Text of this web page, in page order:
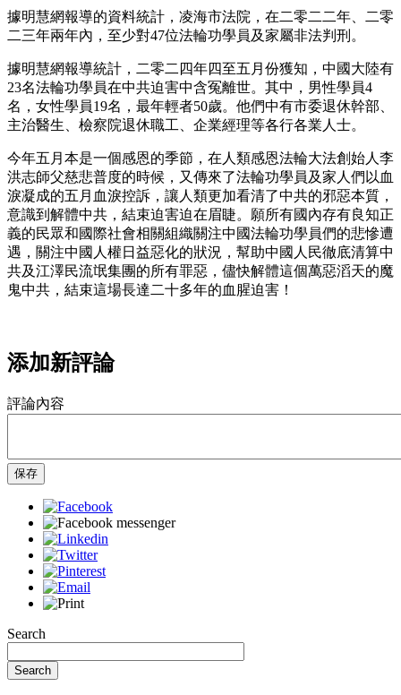
據明慧網報導的資料統計，凌海市法院，在二零二二年、二零
二三年兩年內，至少對47位法輪功學員及家屬非法判刑。
據明慧網報導統計，二零二四年四至五月份獲知，中國大陸有
23名法輪功學員在中共迫害中含冤離世。其中，男性學員4
名，女性學員19名，最年輕者50歲。他們中有市委退休幹部、
主治醫生、檢察院退休職工、企業經理等各行各業人士。
今年五月本是一個感恩的季節，在人類感恩法輪大法創始人李
洪志師父慈悲普度的時候，又傳來了法輪功學員及家人們以血
淚凝成的五月血淚控訴，讓人類更加看清了中共的邪惡本質，
意識到解體中共，結束迫害迫在眉睫。願所有國內存有良知正
義的民眾和國際社會相關組織關注中國法輪功學員們的悲慘遭
遇，關注中國人權日益惡化的狀況，幫助中國人民徹底清算中
共及江澤民流氓集團的所有罪惡，儘快解體這個萬惡滔天的魔
鬼中共，結束這場長達二十多年的血腥迫害！
添加新評論
評論內容
保存
Search
Search